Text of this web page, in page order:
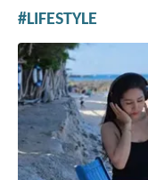
LIFESTYLE